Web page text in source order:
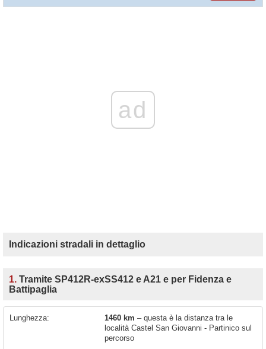
ad
Indicazioni stradali in dettaglio
1. Tramite SP412R-exSS412 e A21 e per Fidenza e
Battipaglia
Lunghezza: 1460 km – questa è la distanza tra le
località Castel San Giovanni - Partinico sul
percorso